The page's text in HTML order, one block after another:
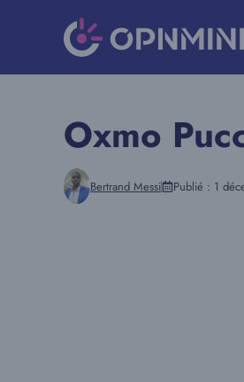
Oxmo
Bertrand Messi Publié : 1